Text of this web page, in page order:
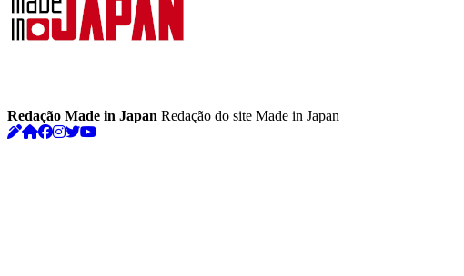
Redação Made in Japan Redação do site Made in Japan